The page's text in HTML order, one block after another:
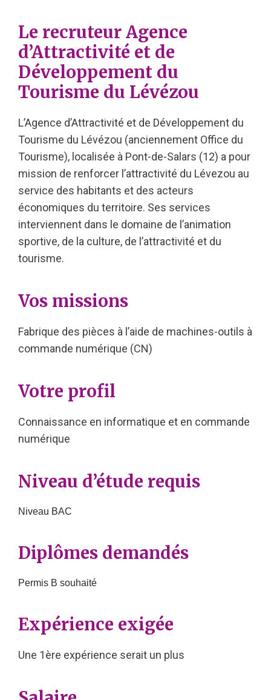
Le recruteur Agence
d’Attractivité et de
Développement du
Tourisme du Lévézou
L’Agence d’Attractivité et de Développement du
Tourisme du Lévézou (anciennement Office du
Tourisme), localisée à Pont-de-Salars (12) a pour
mission de renforcer l’attractivité du Lévezou au
service des habitants et des acteurs
économiques du territoire. Ses services
interviennent dans le domaine de l’animation
sportive, de la culture, de l’attractivité et du
tourisme.
Vos missions
Fabrique des pièces à l’aide de machines-outils à
commande numérique (CN)
Votre profil
Connaissance en informatique et en commande
numérique
Niveau d’étude requis
Niveau BAC
Diplômes demandés
Permis B souhaité
Expérience exigée
Une 1ère expérience serait un plus